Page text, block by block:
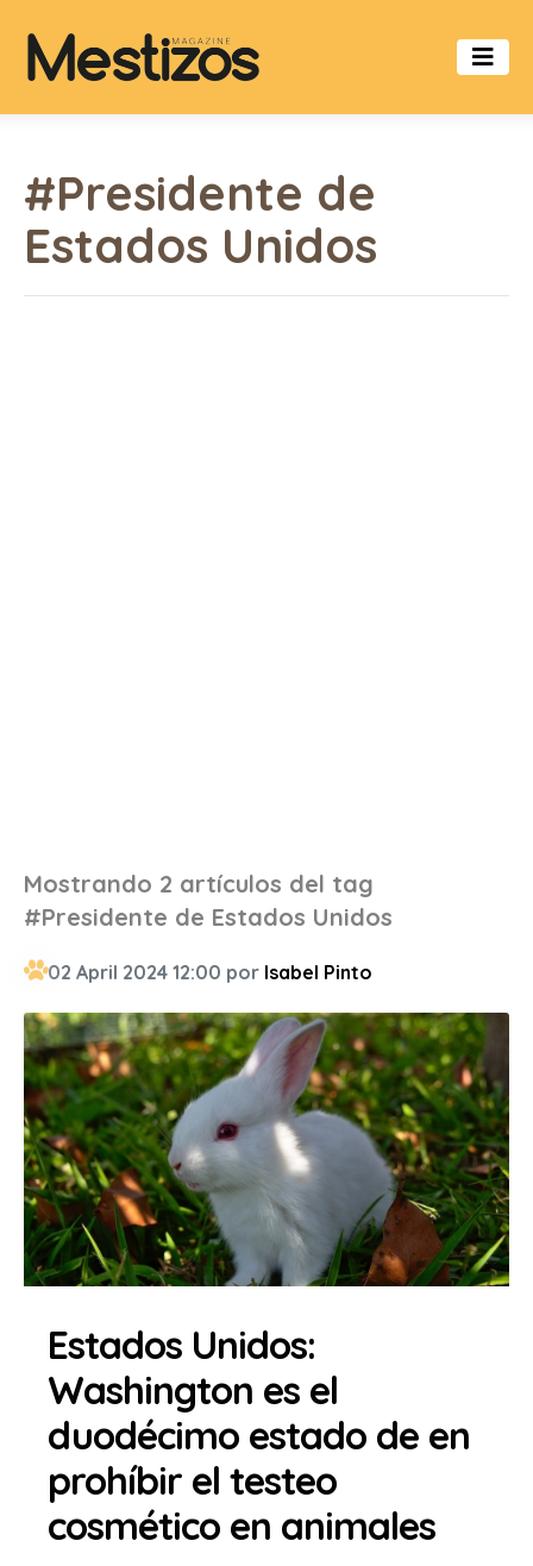
#Presidente de
Estados Unidos
Mostrando 2 artículos del tag
#Presidente de Estados Unidos
02 April 2024 12:00 por Isabel Pinto
Estados Unidos:
Washington es el
duodécimo estado de en
prohíbir el testeo
cosmético en animales